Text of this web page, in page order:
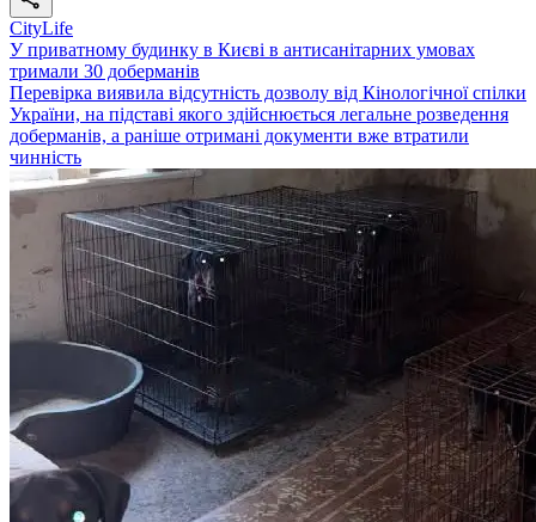
CityLife
У приватному будинку в Києві в антисанітарних умовах
тримали 30 доберманів
Перевірка виявила відсутність дозволу від Кінологічної спілки
України, на підставі якого здійснюється легальне розведення
доберманів, а раніше отримані документи вже втратили
чинність